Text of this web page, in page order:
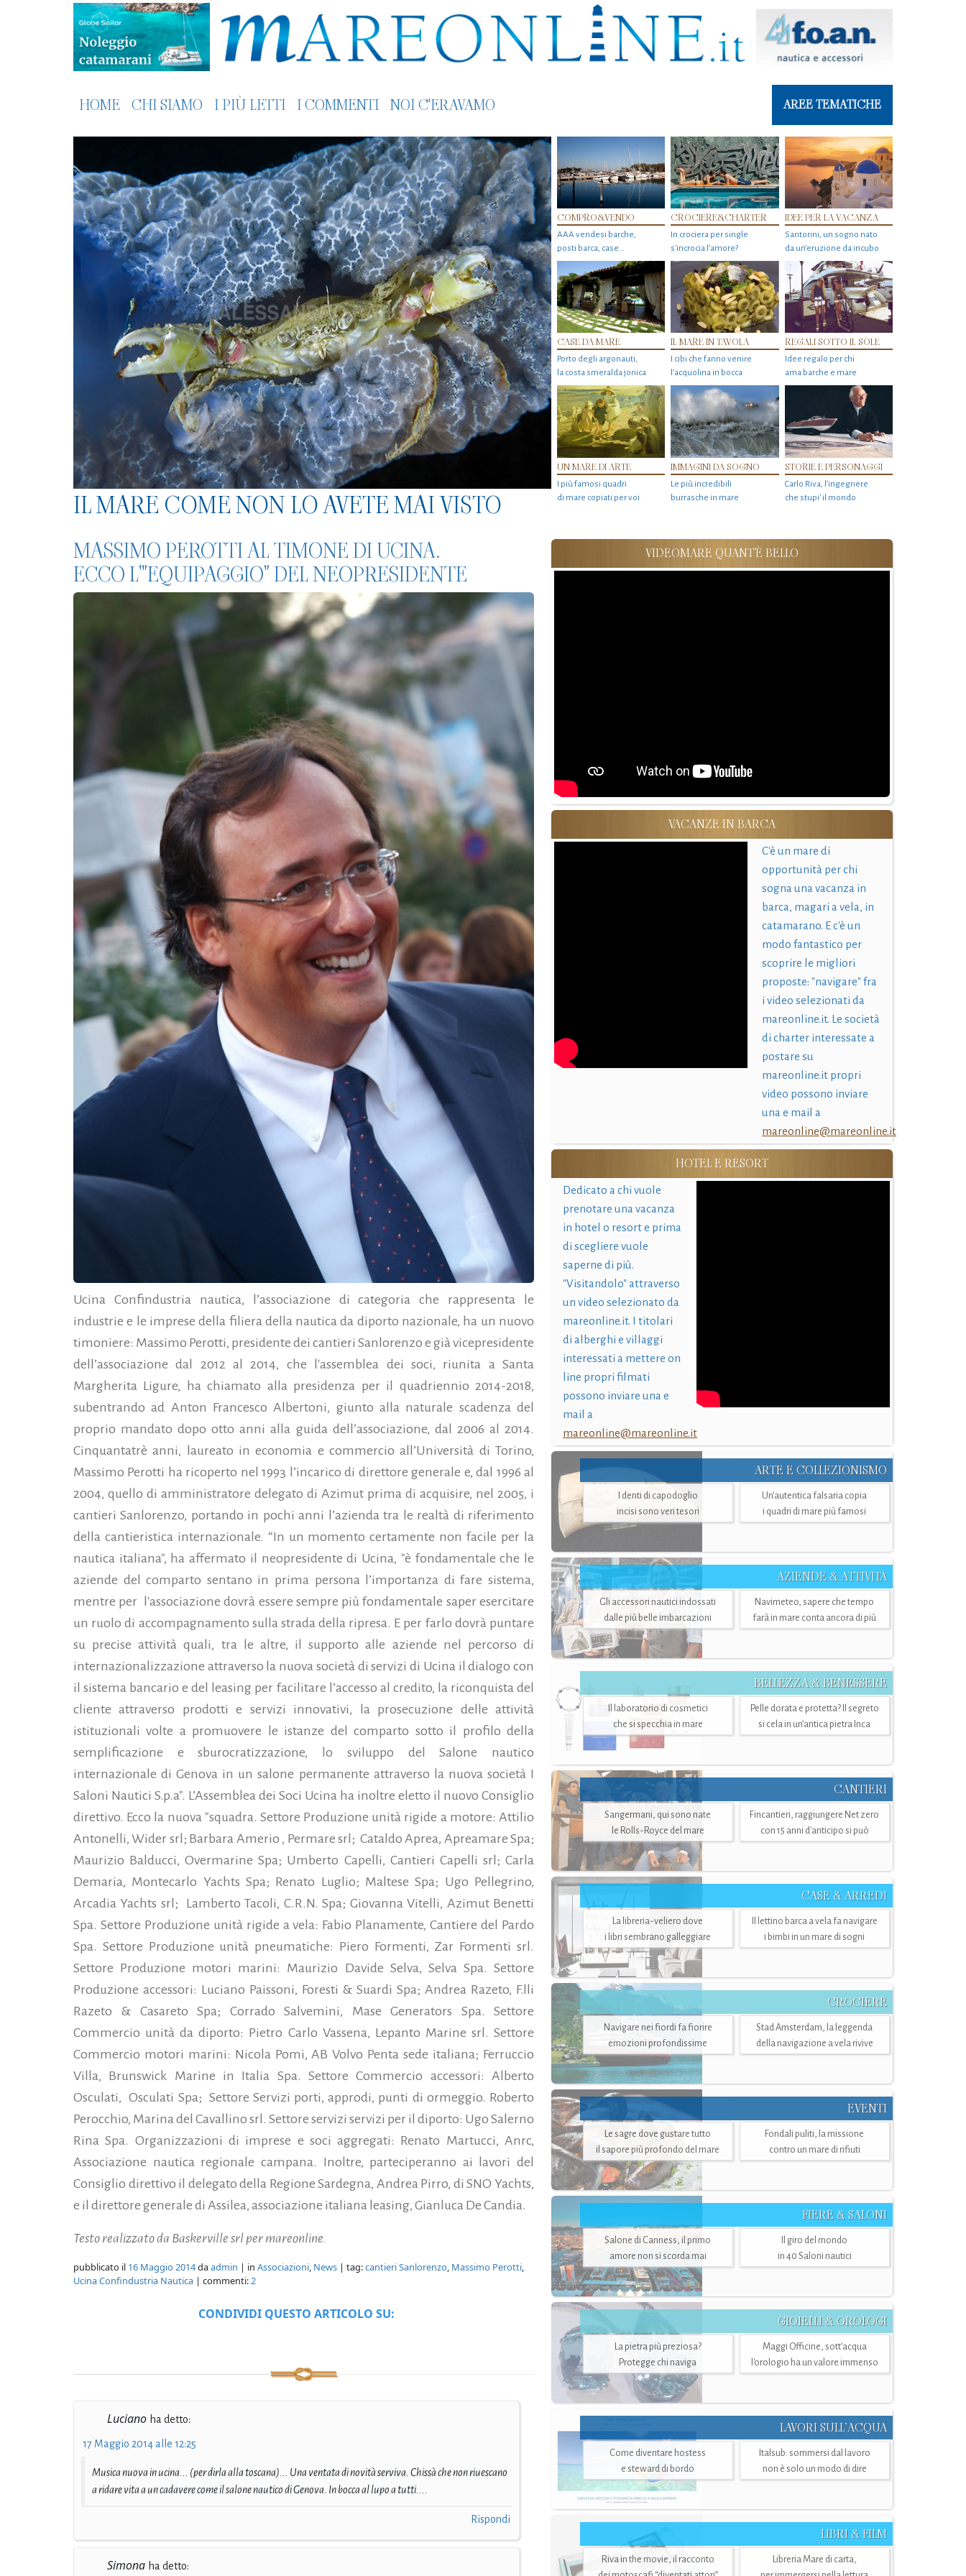
HOME CHI SIAMO I PIÙ LETTI I COMMENTI NOI C'ERAVAMO AREE TEMATICHE
IL MARE COME NON LO AVETE MAI VISTO
COMPRO&VENDO
AAA vendesi barche,
posti barca, case…
CROCIERE&CHARTER
In crociera per single
s'incrocia l’amore?
IDEE PER LA VACANZA
Santorini, un sogno nato
da un’eruzione da incubo
CASE DA MARE
Porto degli argonauti,
la costa smeralda jonica
IL MARE IN TAVOLA
I cibi che fanno venire
l’acquolina in bocca
REGALI SOTTO IL SOLE
Idee regalo per chi
ama barche e mare
UN MARE DI ARTE
I più famosi quadri
di mare copiati per voi
IMMAGINI DA SOGNO
Le più incredibili
burrasche in mare
STORIE E PERSONAGGI
Carlo Riva, l’ingegnere
che stupi' il mondo
MASSIMO PEROTTI AL TIMONE DI UCINA.
ECCO L'"EQUIPAGGIO" DEL NEOPRESIDENTE
Ucina Confindustria nautica, l’associazione di categoria che rappresenta le
industrie e le imprese della filiera della nautica da diporto nazionale, ha un nuovo
timoniere: Massimo Perotti, presidente dei cantieri Sanlorenzo e già vicepresidente
dell’associazione dal 2012 al 2014, che l'assemblea dei soci, riunita a Santa
Margherita Ligure, ha chiamato alla presidenza per il quadriennio 2014-2018,
subentrando ad Anton Francesco Albertoni, giunto alla naturale scadenza del
proprio mandato dopo otto anni alla guida dell’associazione, dal 2006 al 2014.
Cinquantatrè anni, laureato in economia e commercio all’Università di Torino,
Massimo Perotti ha ricoperto nel 1993 l’incarico di direttore generale e, dal 1996 al
2004, quello di amministratore delegato di Azimut prima di acquisire, nel 2005, i
cantieri Sanlorenzo, portando in pochi anni l’azienda tra le realtà di riferimento
della cantieristica internazionale. “In un momento certamente non facile per la
nautica italiana", ha affermato il neopresidente di Ucina, "è fondamentale che le
aziende del comparto sentano in prima persona l’importanza di fare sistema,
mentre per l'associazione dovrà essere sempre più fondamentale saper esercitare
un ruolo di accompagnamento sulla strada della ripresa. E per farlo dovrà puntare
su precise attività quali, tra le altre, il supporto alle aziende nel percorso di
internazionalizzazione attraverso la nuova società di servizi di Ucina il dialogo con
il sistema bancario e del leasing per facilitare l’accesso al credito, la riconquista del
cliente attraverso prodotti e servizi innovativi, la prosecuzione delle attività
istituzionali volte a promuovere le istanze del comparto sotto il profilo della
semplificazione e sburocratizzazione, lo sviluppo del Salone nautico
internazionale di Genova in un salone permanente attraverso la nuova società I
Saloni Nautici S.p.a". L’Assemblea dei Soci Ucina ha inoltre eletto il nuovo Consiglio
direttivo. Ecco la nuova "squadra. Settore Produzione unità rigide a motore: Attilio
Antonelli, Wider srl; Barbara Amerio , Permare srl; Cataldo Aprea, Apreamare Spa;
Maurizio Balducci, Overmarine Spa; Umberto Capelli, Cantieri Capelli srl; Carla
Demaria, Montecarlo Yachts Spa; Renato Luglio; Maltese Spa; Ugo Pellegrino,
Arcadia Yachts srl; Lamberto Tacoli, C.R.N. Spa; Giovanna Vitelli, Azimut Benetti
Spa. Settore Produzione unità rigide a vela: Fabio Planamente, Cantiere del Pardo
Spa. Settore Produzione unità pneumatiche: Piero Formenti, Zar Formenti srl.
Settore Produzione motori marini: Maurizio Davide Selva, Selva Spa. Settore
Produzione accessori: Luciano Paissoni, Foresti & Suardi Spa; Andrea Razeto, F.lli
Razeto & Casareto Spa; Corrado Salvemini, Mase Generators Spa. Settore
Commercio unità da diporto: Pietro Carlo Vassena, Lepanto Marine srl. Settore
Commercio motori marini: Nicola Pomi, AB Volvo Penta sede italiana; Ferruccio
Villa, Brunswick Marine in Italia Spa. Settore Commercio accessori: Alberto
Osculati, Osculati Spa; Settore Servizi porti, approdi, punti di ormeggio. Roberto
Perocchio, Marina del Cavallino srl. Settore servizi servizi per il diporto: Ugo Salerno
Rina Spa. Organizzazioni di imprese e soci aggregati: Renato Martucci, Anrc,
Associazione nautica regionale campana. Inoltre, parteciperanno ai lavori del
Consiglio direttivo il delegato della Regione Sardegna, Andrea Pirro, di SNO Yachts,
e il direttore generale di Assilea, associazione italiana leasing, Gianluca De Candia.
Testo realizzato da Baskerville srl per mareonline.
pubblicato il 16 Maggio 2014daadmin | in Associazioni, News | tag:cantieri Sanlorenzo, Massimo Perotti,
Ucina Confindustria Nautica | commenti:2
CONDIVIDI QUESTO ARTICOLO SU:
Luciano ha detto:
17 Maggio 2014 alle 12:25
Musica nuova in ucina... (per dirla alla toscana)... Una ventata di novità serviva. Chissà che non riuescano
a ridare vita a un cadavere come il salone nautico di Genova. In bocca al lupo a tutti....
Rispondi
Simona ha detto:
VIDEOMARE QUANT'È BELLO
VACANZE IN BARCA
C'è un mare di
opportunità per chi
sogna una vacanza in
barca, magari a vela, in
catamarano. E c'è un
modo fantastico per
scoprire le migliori
proposte: "navigare" fra
i video selezionati da
mareonline.it. Le società
di charter interessate a
postare su
mareonline.it propri
video possono inviare
una e mail a
mareonline@mareonline.it
HOTEL E RESORT
Dedicato a chi vuole
prenotare una vacanza
in hotel o resort e prima
di scegliere vuole
saperne di più.
"Visitandolo" attraverso
un video selezionato da
mareonline.it. I titolari
di alberghi e villaggi
interessati a mettere on
line propri filmati
possono inviare una e
mail a
mareonline@mareonline.it
ARTE E COLLEZIONISMO
I denti di capodoglio
incisi sono veri tesori
Un’autentica falsaria copia
i quadri di mare più famosi
AZIENDE & ATTIVITÀ
Gli accessori nautici indossati
dalle più belle imbarcazioni
Navimeteo, sapere che tempo
farà in mare conta ancora di più
BELLEZZA & BENESSERE
Il laboratorio di cosmetici
che si specchia in mare
Pelle dorata e protetta? Il segreto
si cela in un’antica pietra Inca
CANTIERI
Sangermani, qui sono nate
le Rolls-Royce del mare
Fincantieri, raggiungere Net zero
con 15 anni d'anticipo si può
CASE & ARREDI
La libreria-veliero dove
i libri sembrano galleggiare
Il lettino barca a vela fa navigare
i bimbi in un mare di sogni
CROCIERE
Navigare nei fiordi fa fiorire
emozioni profondissime
Stad Amsterdam, la leggenda
della navigazione a vela rivive
EVENTI
Le sagre dove gustare tutto
il sapore più profondo del mare
Fondali puliti, la missione
contro un mare di rifiuti
FIERE & SALONI
Salone di Canness, il primo
amore non si scorda mai
Il giro del mondo
in 40 Saloni nautici
GIOIELLI & OROLOGI
La pietra più preziosa?
Protegge chi naviga
Maggi Officine, sott’acqua
l'orologio ha un valore immenso
LAVORI SULL’ACQUA
Come diventare hostess
e steward di bordo
Italsub: sommersi dal lavoro
non è solo un modo di dire
LIBRI & FILM
Riva in the movie, il racconto
Libreria Mare di carta,